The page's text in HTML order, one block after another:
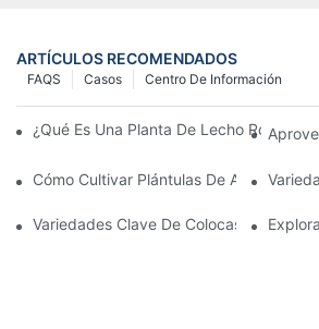
ARTÍCULOS RECOMENDADOS
Centro De Información
Casos
FAQS
¿Qué Es Una Planta De Lecho Rocoso
Cómo Cultivar Plántulas De Aglaonema
Variedades Clave De Colocasia Y Sus